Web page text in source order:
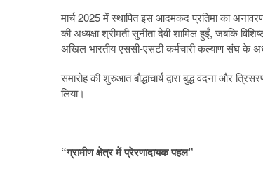
मार्च 2025 में स्थापित इस आदमकद प्रतिमा का
की अध्यक्षा श्रीमती सुनीता देवी शामिल हुईं, जबकि
अखिल भारतीय एससी-एसटी कर्मचारी कल्याण संघ के
समारोह की शुरुआत बौद्धाचार्य द्वारा बुद्ध वंदना और
लिया।
“ग्रामीण क्षेत्र में प्रेरणादायक पहल”